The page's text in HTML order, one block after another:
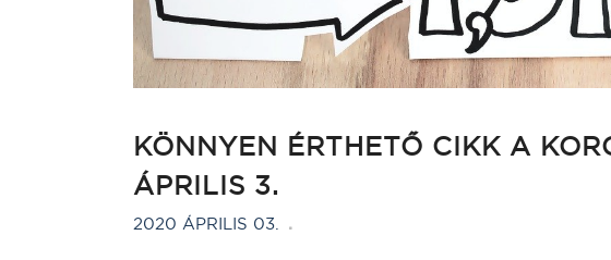
KÖNNYEN ÉRTHETŐ CIKK A
ÁPRILIS 3.
2020 ÁPRILIS 03.